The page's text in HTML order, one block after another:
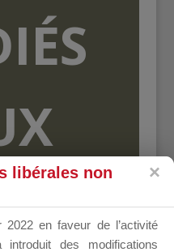
libérales non
en faveur de l’activité
introduit des modifications